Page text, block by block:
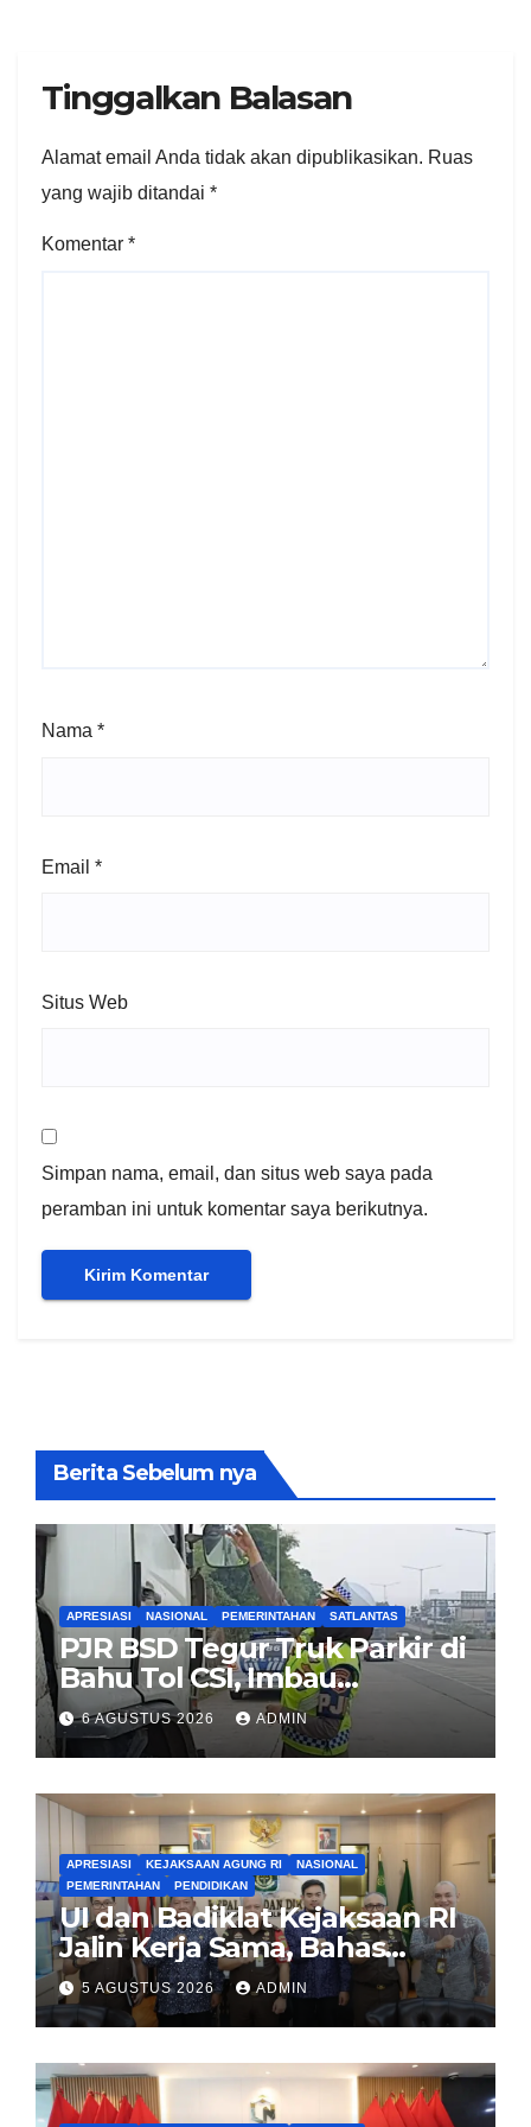
Tinggalkan Balasan
Alamat email Anda tidak akan dipublikasikan. Ruas
yang wajib ditandai *
Komentar *
Nama *
Email *
Situs Web
Simpan nama, email, dan situs web saya pada
peramban ini untuk komentar saya berikutnya.
Berita Sebelum nya
APRESIASI NASIONAL PEMERINTAHAN SATLANTAS
PJR BSD Tegur Truk Parkir di
Bahu Tol CSI, Imbau
Pengendara Tertib
6 AGUSTUS 2026 ADMIN
APRESIASI KEJAKSAAN AGUNG RI
NASIONAL
PEMERINTAHAN
PENDIDIKAN
UI dan Badiklat Kejaksaan RI
Jalin Kerja Sama, Bahas
Pembentukan Pusat Studi
Kajian Kejaksaan
5 AGUSTUS 2026 ADMIN